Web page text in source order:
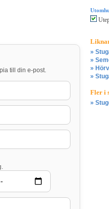
till din e-post.
»
»
»
»
Fler i
»